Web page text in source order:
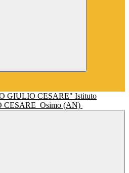
Istituto
CESARE Osimo (AN)